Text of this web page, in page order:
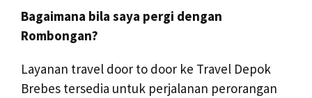
Bagaimana bila saya pergi dengan
Rombongan?
Layanan travel door to door ke Travel Depok
Brebes tersedia untuk perjalanan perorangan